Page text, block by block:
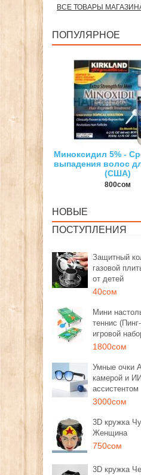
ВСЕ ТОВАРЫ
ПОПУЛЯРНОЕ
- Средство от
для мужчин
НОВЫЕ
ПОСТУПЛЕНИЯ
Защитный
газовой
от детей
40сом
Мини
теннис
игровой
1800сом
Умные очки
камерой и
ассистентом
3000сом
3D кружка
Женщина
750сом
3D кружка